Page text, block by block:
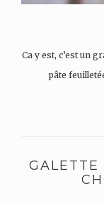
Ca y est, c’est un
pâte
GALETTE